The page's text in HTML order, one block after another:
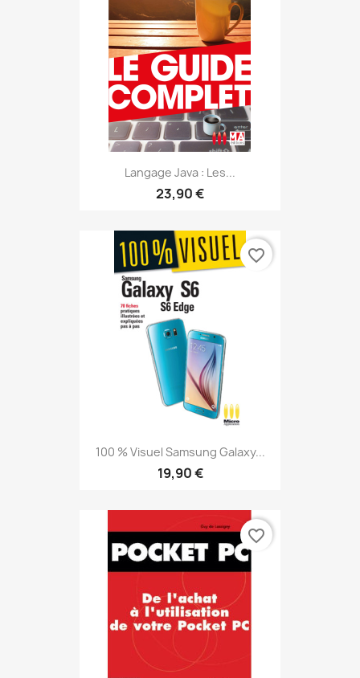
Langage Java : Les...
23,90 €
100 % Visuel Samsung Galaxy...
19,90 €
favorite_border
favorite_border